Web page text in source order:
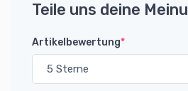
Teile uns deine
Artikelbewertung*